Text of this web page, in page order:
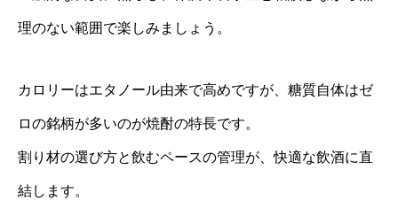
理のない範囲で楽しみましょう。
カロリーはエタノール由来で高めですが、糖質自体はゼ
ロの銘柄が多いのが焼酎の特長です。
割り材の選び方と飲むペースの管理が、快適な飲酒に直
結します。